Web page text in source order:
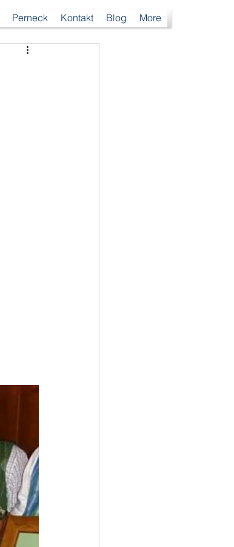
Perneck Kontakt Blog More